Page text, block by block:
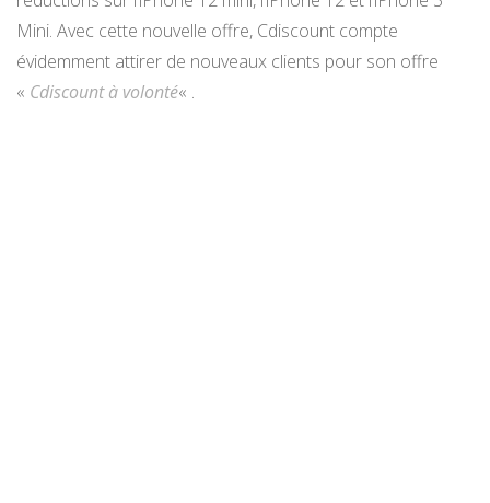
Mini. Avec cette nouvelle offre, Cdiscount compte
évidemment attirer de nouveaux clients pour son offre
« Cdiscount à volonté« .